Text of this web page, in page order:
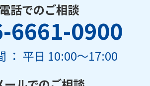
電話でのご相談
6661-0900
： 平日 10:00～17:00